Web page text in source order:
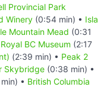
Provincial Park
Winery (0:54 min) • Isla
Mountain Mead (0:31
Royal BC Museum (2:17
(2:39 min) • Peak 2
Skybridge (0:38 min) •
• British Columbia